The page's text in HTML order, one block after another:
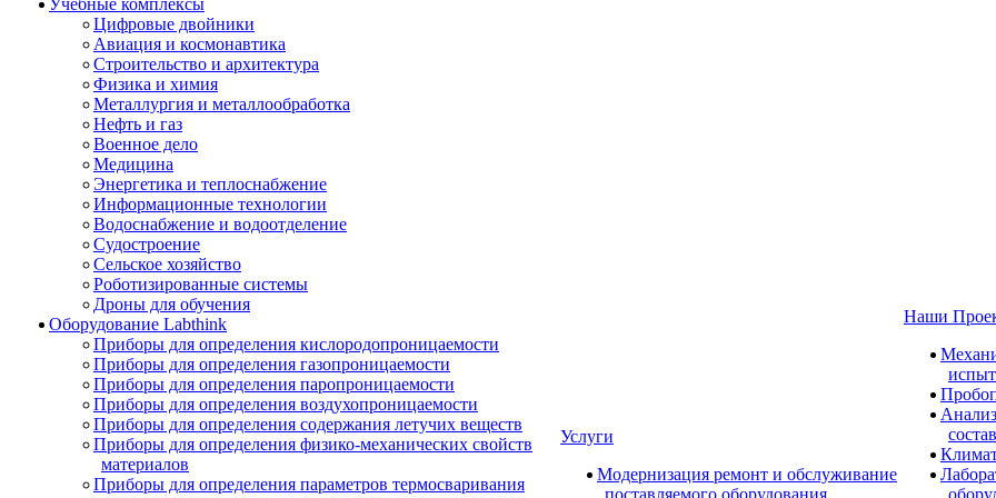
Учебные комплексы
Цифровые двойники
Авиация и космонавтика
Строительство и архитектура
Физика и химия
Металлургия и металлообработка
Нефть и газ
Военное дело
Медицина
Энергетика и теплоснабжение
Информационные технологии
Водоснабжение и водоотделение
Судостроение
Сельское хозяйство
Роботизированные системы
Дроны для обучения
Оборудование Labthink
Приборы для определения кислородопроницаемости
Приборы для определения газопроницаемости
Приборы для определения паропроницаемости
Приборы для определения воздухопроницаемости
Приборы для определения содержания летучих веществ
Приборы для определения физико-механических свойств
материалов
Приборы для определения параметров термосваривания
Услуги
Модернизация ремонт и обслуживание
поставляемого оборудования
Наши